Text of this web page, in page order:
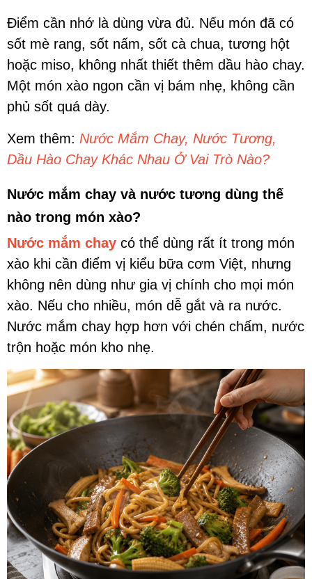
Điểm cần nhớ là dùng vừa đủ. Nếu món đã có
sốt mè rang, sốt nấm, sốt cà chua, tương hột
hoặc miso, không nhất thiết thêm dầu hào chay.
Một món xào ngon cần vị bám nhẹ, không cần
phủ sốt quá dày.
Xem thêm: Nước Mắm Chay, Nước Tương,
Dầu Hào Chay Khác Nhau Ở Vai Trò Nào?
Nước mắm chay và nước tương dùng thế
nào trong món xào?
Nước mắm chay có thể dùng rất ít trong món
xào khi cần điểm vị kiểu bữa cơm Việt, nhưng
không nên dùng như gia vị chính cho mọi món
xào. Nếu cho nhiều, món dễ gắt và ra nước.
Nước mắm chay hợp hơn với chén chấm, nước
trộn hoặc món kho nhẹ.